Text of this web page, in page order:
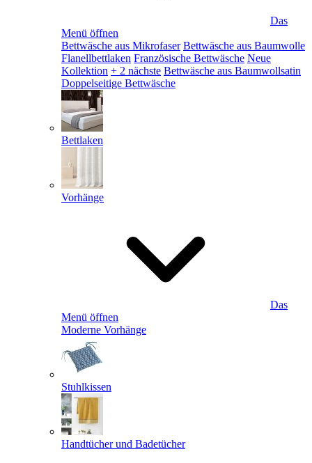
Das
Menü öffnen
Bettwäsche aus Mikrofaser Bettwäsche aus Baumwolle
Flanellbettlaken Französische Bettwäsche Neue
Kollektion + 2 nächste Bettwäsche aus Baumwollsatin
Doppelseitige Bettwäsche
Bettlaken
Vorhänge
Das
Menü öffnen
Moderne Vorhänge
Stuhlkissen
Handtücher und Badetücher